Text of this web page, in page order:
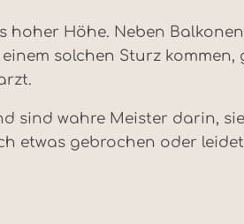
hoher Höhe. Neben
solchen Sturz
sind wahre Meister darin,
etwas gebrochen oder